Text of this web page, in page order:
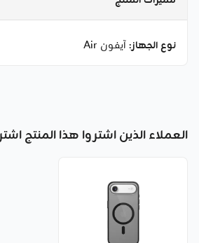
نوع الجهاز: آيفون Air
العملاء الذين اشتروا هذا المنتج